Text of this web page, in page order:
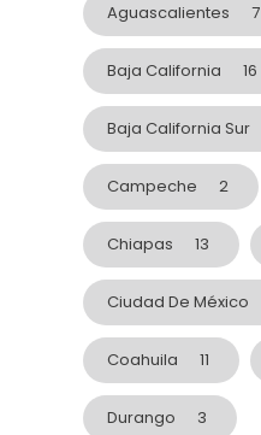
Aguascalientes 7
Baja California 16
Baja California Sur
Campeche 2
Chiapas 13
Ciudad De México
Coahuila 11
Durango 3